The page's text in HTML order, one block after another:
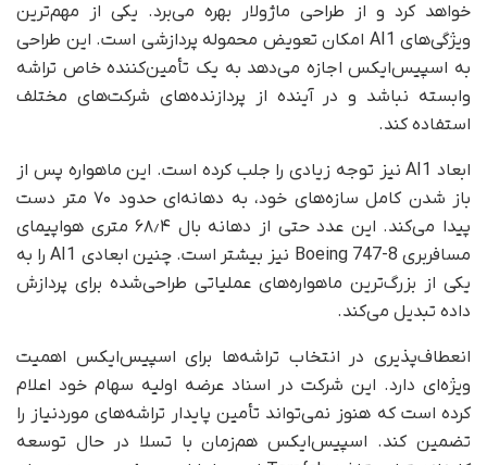
خواهد کرد و از طراحی ماژولار بهره می‌برد. یکی از مهم‌ترین
ویژگی‌های AI1 امکان تعویض محموله پردازشی است. این طراحی
به اسپیس‌ایکس اجازه می‌دهد به یک تأمین‌کننده خاص تراشه
وابسته نباشد و در آینده از پردازنده‌های شرکت‌های مختلف
استفاده کند.
ابعاد AI1 نیز توجه زیادی را جلب کرده است. این ماهواره پس از
باز شدن کامل سازه‌های خود، به دهانه‌ای حدود ۷۰ متر دست
پیدا می‌کند. این عدد حتی از دهانه بال ۶۸٫۴ متری هواپیمای
مسافربری Boeing 747-8 نیز بیشتر است. چنین ابعادی AI1 را به
یکی از بزرگ‌ترین ماهواره‌های عملیاتی طراحی‌شده برای پردازش
داده تبدیل می‌کند.
انعطاف‌پذیری در انتخاب تراشه‌ها برای اسپیس‌ایکس اهمیت
ویژه‌ای دارد. این شرکت در اسناد عرضه اولیه سهام خود اعلام
کرده است که هنوز نمی‌تواند تأمین پایدار تراشه‌های موردنیاز را
تضمین کند. اسپیس‌ایکس هم‌زمان با تسلا در حال توسعه